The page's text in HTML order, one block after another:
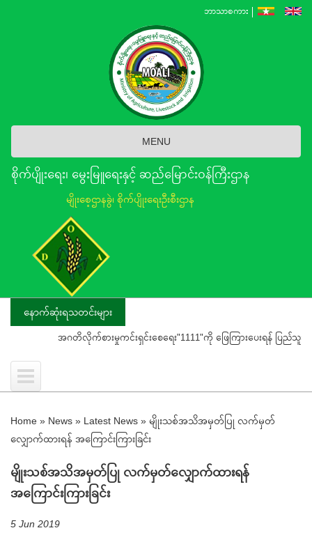
ဘာသာစကား
MENU
စိုက်ပျိုးရေး၊ မွေးမြူရေးနှင့် ဆည်မြောင်း၀န်ကြီးဌာန
မျိုးစေ့ဌာနခွဲ၊ စိုက်ပျိုးရေးဦးစီးဌာန
နောက်ဆုံးရသတင်းများ
အဂတိလိုက်စားမှုကင်းရှင်းစေရေး"1111"ကို ဖြေကြားပေးရန် ပြည်သူသို့ သတိပေးနှို
Home » News » Latest News » မျိုးသစ်အသိအမှတ်ပြု လက်မှတ်
လျှောက်ထားရန် အကြောင်းကြားခြင်း
မျိုးသစ်အသိအမှတ်ပြု လက်မှတ်လျှောက်ထားရန်
အကြောင်းကြားခြင်း
5 Jun 2019